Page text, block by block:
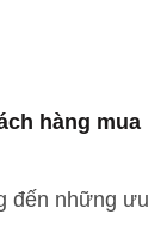
hàng mua
đến những ưu